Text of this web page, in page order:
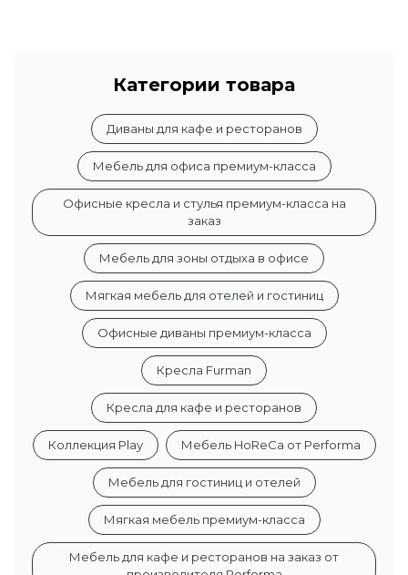
Категории товара
Диваны для кафе и ресторанов
Мебель для офиса премиум-класса
Офисные кресла и стулья премиум-класса на
заказ
Мебель для зоны отдыха в офисе
Мягкая мебель для отелей и гостиниц
Офисные диваны премиум-класса
Кресла Furman
Кресла для кафе и ресторанов
Коллекция Play Мебель HoReCa от Performa
Мебель для гостиниц и отелей
Мягкая мебель премиум-класса
Мебель для кафе и ресторанов на заказ от